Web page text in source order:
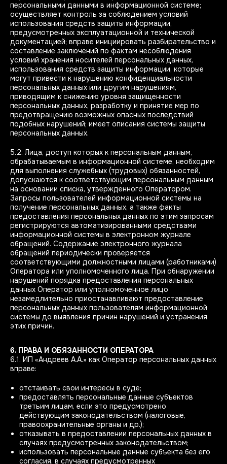
персональными данными в информационной системе;
осуществляет контроль за соблюдением условий
использования средств защиты информации,
предусмотренных эксплуатационной и технической
документацией; вправе инициировать разбирательство и
составление заключений по фактам несоблюдения
условий хранения носителей персональных данных,
использования средств защиты информации, которые
могут привести к нарушению конфиденциальности
персональных данных или другим нарушениям,
приводящим к снижению уровня защищенности
персональных данных, разработку и принятие мер по
предотвращению возможных опасных последствий
подобных нарушений; имеет описания системы защиты
персональных данных.
5.2. Лица, доступ которых к персональным данным,
обрабатываемым в информационной системе, необходим
для выполнения служебных (трудовых) обязанностей,
допускаются к соответствующим персональным данным
на основании списка, утвержденного Оператором.
Запросы пользователей информационной системы на
получение персональных данных, а также факты
предоставления персональных данных по этим запросам
регистрируются автоматизированными средствами
информационной системы в электронном журнале
обращений. Содержание электронного журнала
обращений периодически проверяется
соответствующими должностными лицами (работниками)
Оператора или уполномоченного лица. При обнаружении
нарушений порядка предоставления персональных
данных Оператор или уполномоченное лицо
незамедлительно приостанавливают предоставление
персональных данных пользователям информационной
системы до выявления причин нарушений и устранения
этих причин.
6. ПРАВА И ОБЯЗАННОСТИ ОПЕРАТОРА
6.1. ИП «Андреев А.А.» как Оператор персональных данных
вправе:
отстаивать свои интересы в суде;
предоставлять персональные данные субъектов
третьим лицам, если это предусмотрено
действующим законодательством (налоговые,
правоохранительные органы и др.);
отказывать в предоставлении персональных данных в
случаях предусмотренных законодательством;
использовать персональные данные субъекта без его
согласия, в случаях предусмотренных